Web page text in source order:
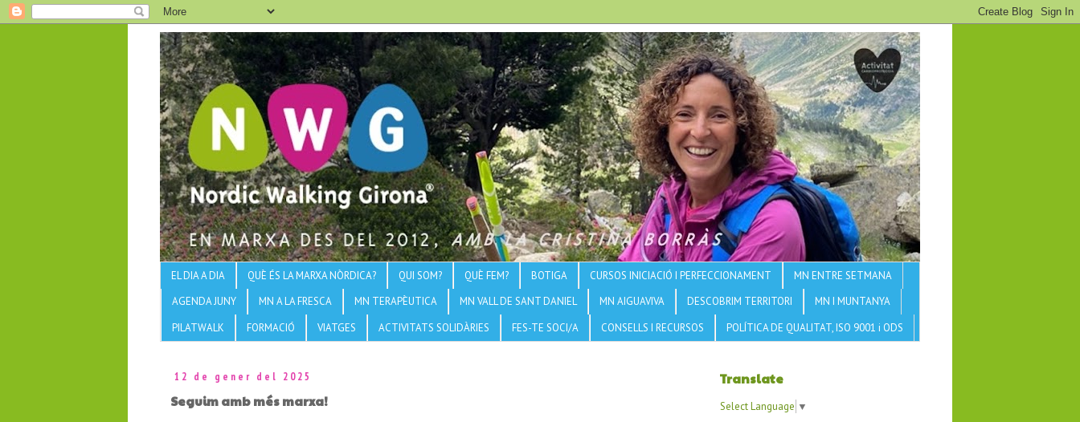
EL DIA A DIA QUÈ ÉS LA MARXA NÒRDICA? QUI SOM? QUÈ FEM? BOTIGA CURSOS INICIACIÓ I PERFECCIONAMENT
MN ENTRE SETMANA
AGENDA JUNY
MN A LA FRESCA MN TERAPÈUTICA MN VALL DE SANT DANIEL MN AIGUAVIVA DESCOBRIM TERRITORI
MN I MUNTANYA
PILATWALK
FORMACIÓ VIATGES ACTIVITATS SOLIDÀRIES FES-TE SOCI/A CONSELLS I RECURSOS POLÍTICA DE QUALITAT, ISO 9001 i ODS
12 de gener del 2025
Seguim amb més marxa!
Translate
Select Language ▼